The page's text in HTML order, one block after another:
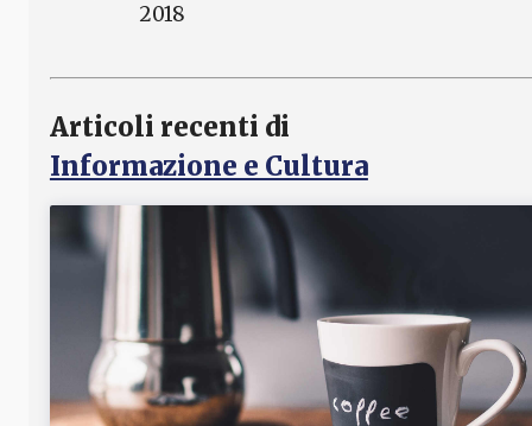
2018
Articoli recenti di
Informazione e Cultura